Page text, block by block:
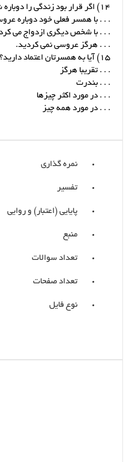
14) اگر قرار بود زندگی را دوباره شروع کنید ، فکر می کنید شما :
. . . با همسر فعلی خود دوباره
. . . با شخص دیگری ازدواج می
. . . هرگز عروسی نمی کردید.
15) آیا به همسرتان اعتماد دارید؟
. . . تقریبا هرگز
. . . بندرت
. . . در مورد اکثر چیزها
. . . در مورد همه چیز
نمره گذاری
تفسیر
پایایی (اعتبار) و روایی
منبع
تعداد سوالات
تعداد صفحات
نوع فایل